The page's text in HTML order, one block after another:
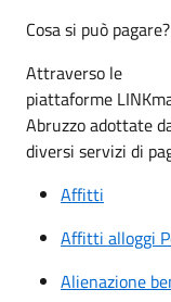
Cosa si può pagare?
Attraverso le
piattaforme
Abruzzo adottate
diversi servizi di
Affitti
Affitti alloggi
Alienazione